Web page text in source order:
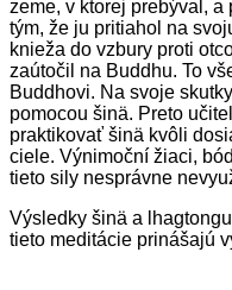
zeme, v ktorej prebýval,
tým, že ju pritiahol na
knieža do vzbury proti
zaútočil na Buddhu. To
Buddhovi. Na svoje
pomocou šinä. Preto
praktikovať šinä kvôli
ciele. Výnimoční žiaci,
tieto sily nesprávne
Výsledky šinä a
tieto meditácie prinášajú